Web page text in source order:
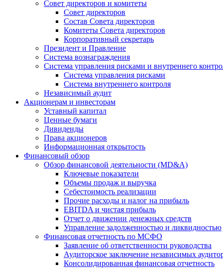
Совет директоров и комитеты
Совет директоров
Состав Совета директоров
Комитеты Совета директоров
Корпоративный секретарь
Президент и Правление
Система вознаграждения
Система управления рисками и внутреннего
Система управления рисками
Система внутреннего контроля
Независимый аудит
Акционерам и инвесторам
Уставный капитал
Ценные бумаги
Дивиденды
Права акционеров
Информационная открытость
Финансовый обзор
Обзор финансовой деятельности (MD&A)
Ключевые показатели
Объемы продаж и выручка
Себестоимость реализации
Прочие расходы и налог на прибыль
EBITDA и чистая прибыль
Отчет о движении денежных средств
Управление задолженностью и ликвидностью
Финансовая отчетность по МСФО
Заявление об ответственности руководства
Аудиторское заключение независимых
Консолидированная финансовая отчетность